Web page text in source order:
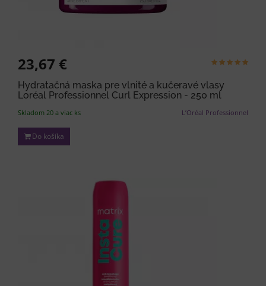
23,67 €
Hydratačná maska pre vlnité a kučeravé vlasy
Loréal Professionnel Curl Expression - 250 ml
L’Oréal Professionnel
Skladom 20 a viac ks
Do košíka